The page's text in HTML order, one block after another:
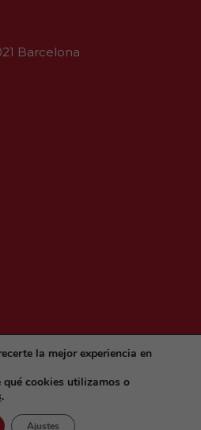
Barcelona
la mejor experiencia en
qué cookies utilizamos o
.
Ajustes